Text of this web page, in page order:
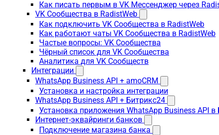
Как писать первым в VK Мессенджер через
VK Сообщества в RadistWeb
Как подключить VK Сообщества в RadistWeb
Как работают чаты VK Сообщества в RadistWeb
Частые вопросы: VK Сообщества
Чёрный список для VK Сообщества
Аналитика для VK Сообществ
Интеграции
WhatsApp Business API + amoCRM
Установка и настройка интеграции
WhatsApp Business API + Битрикс24
Установка приложения WhatsApp Business API
Интернет-эквайринги банков
Подключение магазина банка